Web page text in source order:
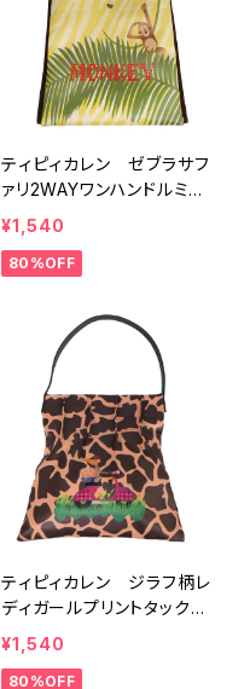
ティピィカレン ゼブラサフ
ァリ2WAYワンハンドルミニ
バッグ
¥1,540
80%OFF
ティピィカレン ジラフ柄レ
ディガールプリントタックワ
ンショルダーバッグ
¥1,540
80%OFF